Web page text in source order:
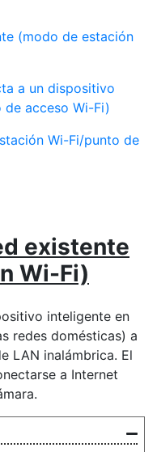
(modo de estación
a un dispositivo
acceso Wi-Fi)
Wi-Fi/punto de
existente
Wi-Fi)
inteligente en
redes domésticas) a
LAN inalámbrica. El
a Internet